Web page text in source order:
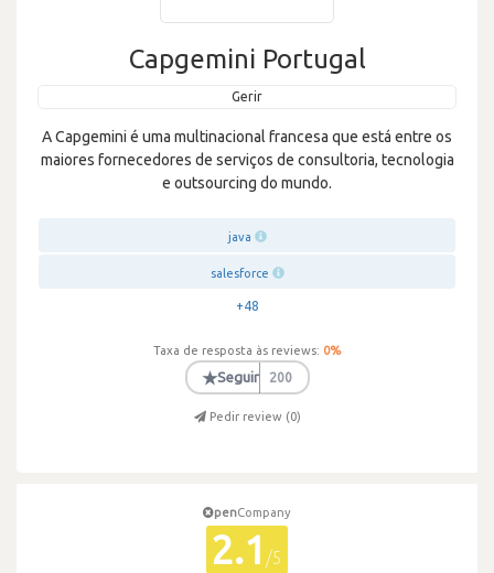
Capgemini Portugal
Gerir
A Capgemini é uma multinacional francesa que está entre os
maiores fornecedores de serviços de consultoria, tecnologia
e outsourcing do mundo.
java
salesforce
+48
Taxa de resposta às reviews: 0%
★Seguir 200
Pedir review (0)
penCompany
2.1 /5